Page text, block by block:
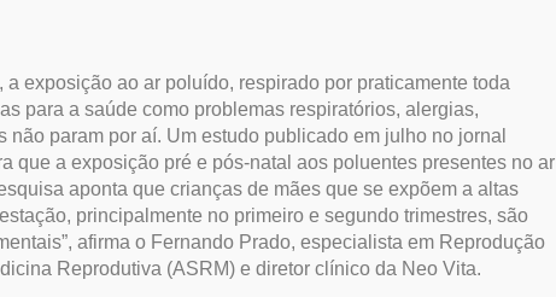
exposição ao ar poluído, respirado por praticamente toda
para a saúde como problemas respiratórios, alergias,
param por aí. Um estudo publicado em julho no jornal
que a exposição pré e pós-natal aos poluentes presentes no ar
aponta que crianças de mães que se expõem a altas
principalmente no primeiro e segundo trimestres, são
afirma o Fernando Prado, especialista em Reprodução
Reprodutiva (ASRM) e diretor clínico da Neo Vita.